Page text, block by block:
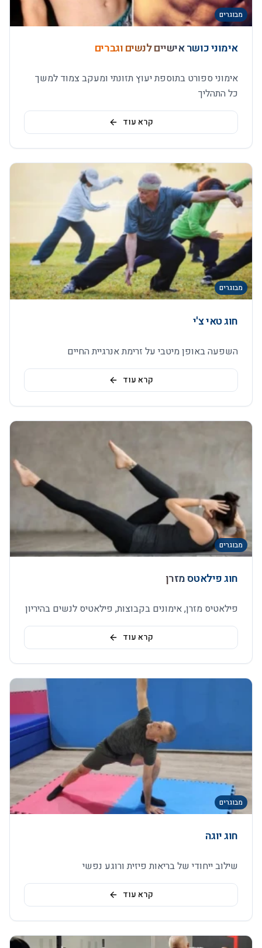
מבוגרים
אימוני כושר אישיים לנשים וגברים
אימוני ספורט בתוספת יעוץ תזונתי ומעקב צמוד למשך
כל התהליך
קרא עוד
מבוגרים
חוג טאי צ'י
השפעה באופן מיטבי על זרימת אנרגיית החיים
קרא עוד
מבוגרים
חוג פילאטס מזרן
פילאטיס מזרן, אימונים בקבוצות, פילאטיס לנשים בהיריון
קרא עוד
מבוגרים
חוג יוגה
שילוב ייחודי של בריאות פיזית ורוגע נפשי
קרא עוד